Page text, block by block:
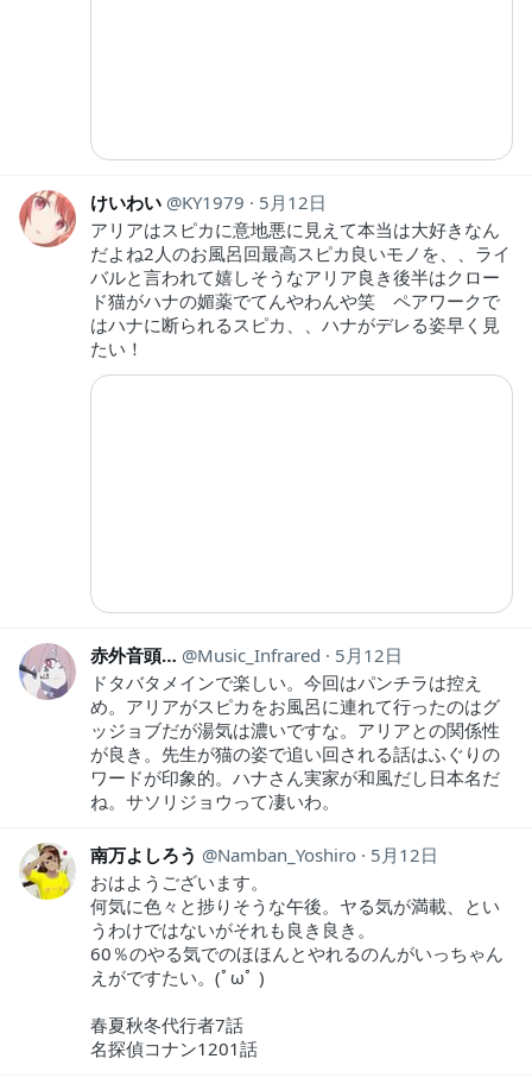
けいわい KY1979
5月12日
アリアはスピカに意地悪に見えて本当は大好きなん
だよね2人のお風呂回最高スピカ良いモノを、、ライ
バルと言われて嬉しそうなアリア良き後半はクロー
ド猫がハナの媚薬でてんやわんや笑 ペアワークで
はハナに断られるスピカ、、ハナがデレる姿早く見
たい！
赤外音頭… Music_Infrared
5月12日
ドタバタメインで楽しい。今回はパンチラは控え
め。アリアがスピカをお風呂に連れて行ったのはグ
ッジョブだが湯気は濃いですな。アリアとの関係性
が良き。先生が猫の姿で追い回される話はふぐりの
ワードが印象的。ハナさん実家が和風だし日本名だ
ね。サソリジョウって凄いわ。
南万よしろう Namban_Yoshiro
5月12日
おはようございます。
何気に色々と捗りそうな午後。ヤる気が満載、とい
うわけではないがそれも良き良き。
60％のやる気でのほほんとやれるのんがいっちゃん
えがですたい。(ﾟωﾟ )
春夏秋冬代行者7話
名探偵コナン1201話